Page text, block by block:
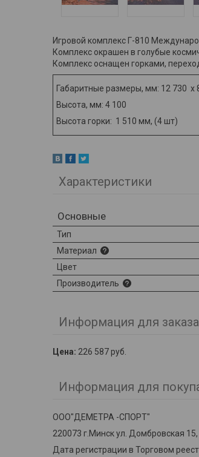
Игровой комплекс Г-810
Комплекс окрашен в голубые
Комплекс оснащен горками,
Габаритные размеры, мм: 12 730 х
Высота, мм: 4 100
Высота горки: 1 510 мм, (4 шт)
Характеристики
Основные
Тип
Материал
Цвет
Производитель
Информация для заказа
Цена: 226 587руб.
Информация для
ООО"ДЕМЕТРА -СПОРТ"
220073 г.Минск ул. Домбровская
Дата регистрации в Торговом